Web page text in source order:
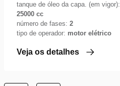
tanque de óleo da capa. (em vigor):
25000 cc
número de fases: 2
tipo de operador: motor elétrico
Veja os detalhes